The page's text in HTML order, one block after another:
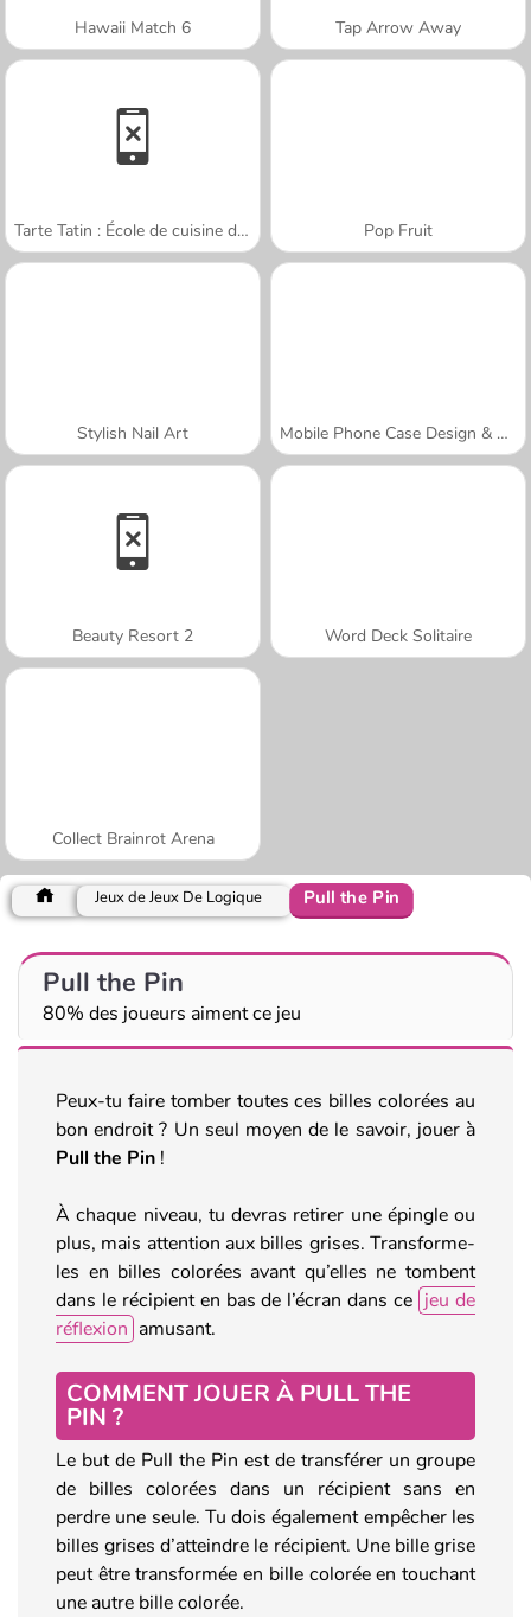
Hawaii Match 6 Tap Arrow Away
Tarte Tatin : École de cuisine de Sara Pop Fruit
Stylish Nail Art Mobile Phone Case Design & DIY
Beauty Resort 2 Word Deck Solitaire
Collect Brainrot Arena
Jeux de Jeux De Logique Pull the Pin
Pull the Pin
80% des joueurs aiment ce jeu
Peux-tu faire tomber toutes ces billes colorées au
bon endroit ? Un seul moyen de le savoir, jouer à
Pull the Pin !
À chaque niveau, tu devras retirer une épingle ou
plus, mais attention aux billes grises. Transforme-
les en billes colorées avant qu’elles ne tombent
dans le récipient en bas de l’écran dans ce jeu de
réflexion amusant.
COMMENT JOUER À PULL THE
PIN ?
Le but de Pull the Pin est de transférer un groupe
de billes colorées dans un récipient sans en
perdre une seule. Tu dois également empêcher les
billes grises d’atteindre le récipient. Une bille grise
peut être transformée en bille colorée en touchant
une autre bille colorée.